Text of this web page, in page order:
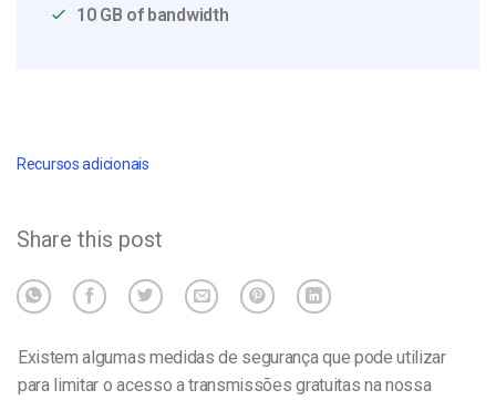
10 GB of bandwidth
Recursos adicionais
Share this post
Existem algumas medidas de segurança que pode utilizar
para limitar o acesso a transmissões gratuitas na nossa